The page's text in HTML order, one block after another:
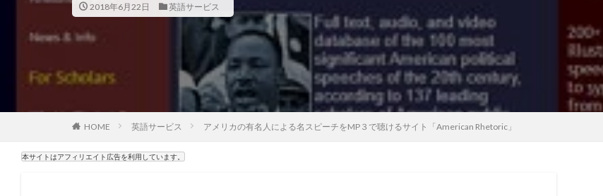
2018年6月22日 英語サービス
HOME 英語サービス アメリカの有名人による名スピーチをMP３で聴けるサイト「American Rhetoric」
本サイトはアフィリエイト広告を利用しています。